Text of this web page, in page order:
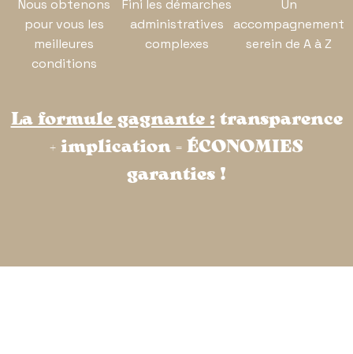
Nous obtenons
pour vous les
meilleures
conditions
Fini les démarches
administratives
complexes
Un
accompagnement
serein de A à Z
La formule gagnante : transparence
+ implication = ÉCONOMIES
garanties !